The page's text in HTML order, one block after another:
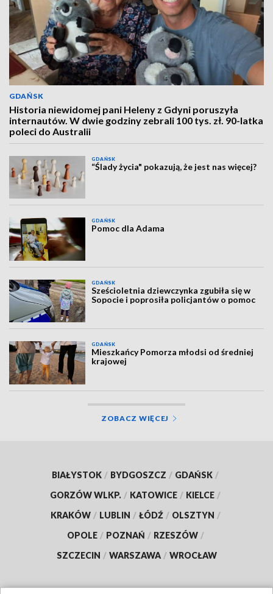
GDAŃSK
Historia niewidomej pani Heleny z Gdyni poruszyła
internautów. W dwie godziny zebrali 100 tys. zł. 90-latka
poleci do Australii
GDAŃSK
“Ślady życia" pokazują, że jest nas więcej?
GDAŃSK
Pomoc dla Adama
GDAŃSK
Sześcioletnia dziewczynka zgubiła się w
Sopocie i poprosiła policjantów o pomoc
GDAŃSK
Mieszkańcy Pomorza młodsi od średniej
krajowej
ZOBACZ WIĘCEJ
BIAŁYSTOK / BYDGOSZCZ / GDAŃSK /
GORZÓW WLKP. / KATOWICE / KIELCE /
KRAKÓW / LUBLIN / ŁÓDŹ / OLSZTYN /
OPOLE / POZNAŃ / RZESZÓW /
SZCZECIN / WARSZAWA / WROCŁAW